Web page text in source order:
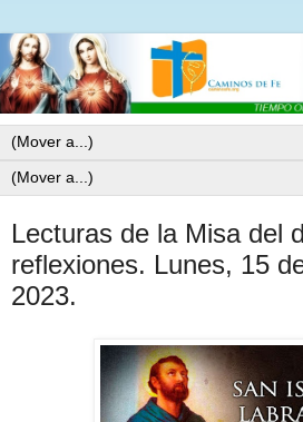
Lecturas de la Misa del
reflexiones. Lunes, 15
2023.